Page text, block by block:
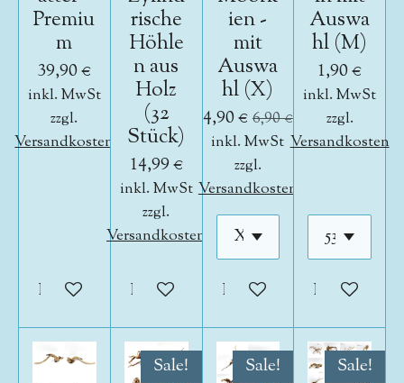
Premiu
m
39,90 €
inkl. MwSt
zzgl.
Versandkosten
In den Warenkorb
rische
Höhle
n aus
Holz
(32
Stück)
14,99 €
inkl. MwSt
zzgl.
Versandkosten
In den Warenkorb
ien -
mit
Auswa
hl (X)
4,90 € 6,90 €
inkl. MwSt
zzgl.
Versandkosten
In den Warenkorb
Auswa
hl (M)
1,90 €
inkl. MwSt
zzgl.
Versandkosten
In den
Sale! Sale! Sale!